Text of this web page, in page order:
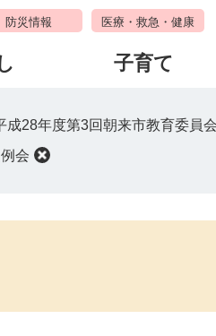
防災情報 医療・救急・健康
子育て
成28年度第3回朝来市教育委員
会